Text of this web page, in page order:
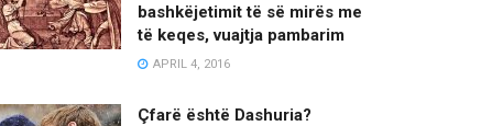
bashkëjetimit të së mirës me
të keqes, vuajtja pambarim
APRIL 4, 2016
Çfarë është Dashuria?